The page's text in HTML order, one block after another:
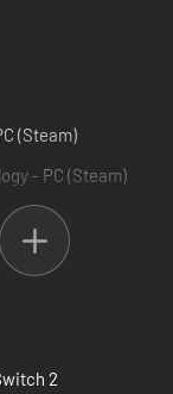
(Steam)
- PC (Steam)
2